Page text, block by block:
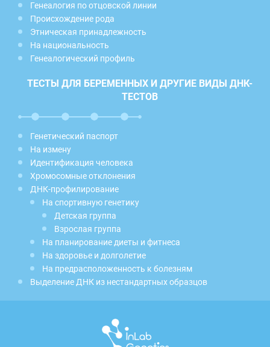
Генеалогия по отцовской линии
Происхождение рода
Этническая принадлежность
На национальность
Генеалогический профиль
ТЕСТЫ ДЛЯ БЕРЕМЕННЫХ И ДРУГИЕ ВИДЫ ДНК-
ТЕСТОВ
Генетический паспорт
На измену
Идентификация человека
Хромосомные отклонения
ДНК-профилирование
На спортивную генетику
Детская группа
Взрослая группа
На планирование диеты и фитнеса
На здоровье и долголетие
На предрасположенность к болезням
Выделение ДНК из нестандартных образцов